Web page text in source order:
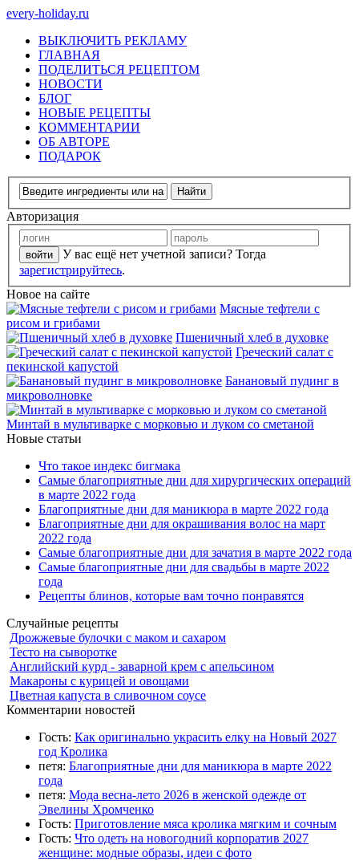
every-holiday.ru
ВЫКЛЮЧИТЬ РЕКЛАМУ
ГЛАВНАЯ
ПОДЕЛИТЬСЯ РЕЦЕПТОМ
НОВОСТИ
БЛОГ
НОВЫЕ РЕЦЕПТЫ
КОММЕНТАРИИ
ОБ АВТОРЕ
ПОДАРОК
Авторизация
У вас ещё нет учетной записи? Тогда
зарегистрируйтесь.
Новое на сайте
Мясные тефтели с
рисом и грибами
Пшеничный хлеб в духовке
Греческий салат с
пекинской капустой
Банановый пудинг в
микроволновке
Минтай в мультиварке с морковью и луком со сметаной
Новые статьи
Что такое индекс бигмака
Самые благоприятные дни для хирургических операций
в марте 2022 года
Благоприятные дни для маникюра в марте 2022 года
Благоприятные дни для окрашивания волос на март
2022 года
Самые благоприятные дни для зачатия в марте 2022 года
Самые благоприятные дни для свадьбы в марте 2022
года
Рецепты блинов, которые вам точно понравятся
Случайные рецепты
Дрожжевые булочки с маком и сахаром
Тесто на сыворотке
Английский курд - заварной крем с апельсином
Макароны с курицей и овощами
Цветная капуста в сливочном соусе
Комментарии новостей
Гость: Как оригинально украсить елку на Новый 2027
год Кролика
петя: Благоприятные дни для маникюра в марте 2022
года
петя: Мода весна-лето 2026 в женской одежде от
Эвелины Хромченко
Гость: Приготовление мяса кролика мягким и сочным
Гость: Что одеть на новогодний корпоратив 2027
женщине: модные образы, идеи с фото